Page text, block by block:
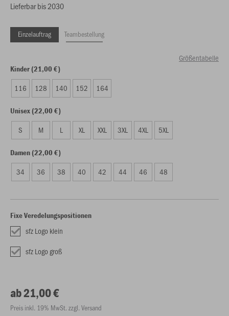
Lieferbar bis 2030
Einzelauftrag Teambestellung
Größentabelle
Kinder (21,00 €)
116 128 140 152 164
Unisex (22,00 €)
S M L XL XXL 3XL 4XL 5XL
Damen (22,00 €)
34 36 38 40 42 44 46 48
Fixe Veredelungspositionen
sfz Logo klein
sfz Logo groß
ab 21,00 €
Preis inkl. 19% MwSt. zzgl. Versand